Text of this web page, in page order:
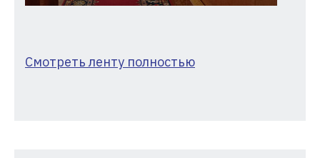
Смотреть ленту полностью